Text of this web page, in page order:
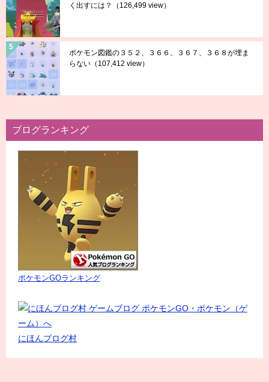
く出すには？
（126,499 view）
ポケモン図鑑の３５２、３６６、３６７、３６８が埋ま
らない （107,412 view）
ブログランキング
ポケモンGOランキング
にほんブログ村